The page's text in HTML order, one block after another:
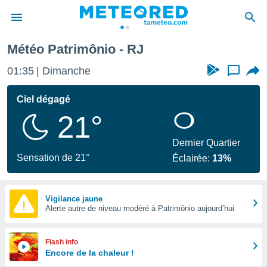
de
Météo Patrimônio - RJ
01:35 Dimanche ...
Ciel dégagé
21°
Sensation de 21°
Dernier Quartier
Éclairée: 13%
Vigilance jaune
Alerte autre de niveau modéré à Patrimônio aujourd’hui
Flash info
Encore de la chaleur !